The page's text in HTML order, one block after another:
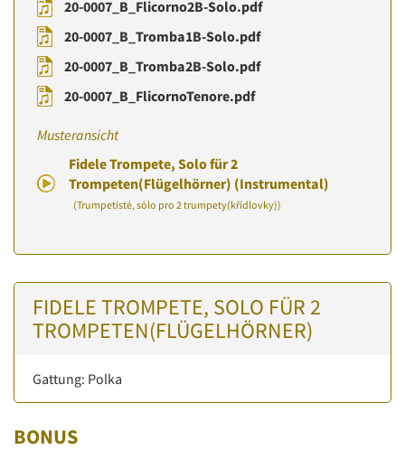
20-0007_B_Flicorno2B-Solo.pdf
20-0007_B_Tromba1B-Solo.pdf
20-0007_B_Tromba2B-Solo.pdf
20-0007_B_FlicornoTenore.pdf
Musteransicht
Fidele Trompete, Solo für 2
Trompeten(Flügelhörner) (Instrumental)
(Trumpetisté, sólo pro 2 trumpety(křídlovky))
FIDELE TROMPETE, SOLO FÜR 2
TROMPETEN(FLÜGELHÖRNER)
Gattung: Polka
BONUS